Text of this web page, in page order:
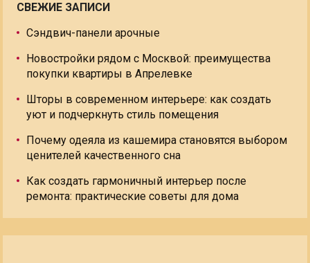
СВЕЖИЕ ЗАПИСИ
Сэндвич-панели арочные
Новостройки рядом с Москвой: преимущества
покупки квартиры в Апрелевке
Шторы в современном интерьере: как создать
уют и подчеркнуть стиль помещения
Почему одеяла из кашемира становятся выбором
ценителей качественного сна
Как создать гармоничный интерьер после
ремонта: практические советы для дома